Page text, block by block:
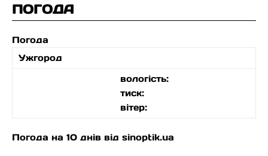
ПОГОДА
Погода
Ужгород
вологість:
тиск:
вітер:
Погода на 10 днів від sinoptik.ua